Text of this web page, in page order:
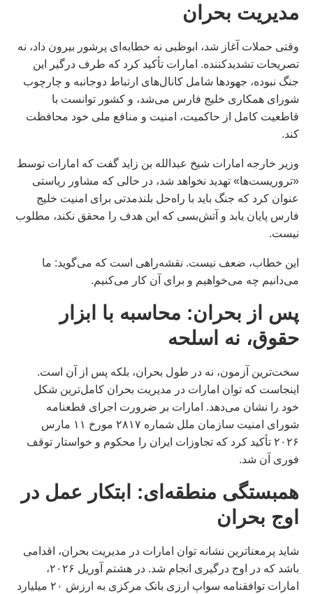
مدیریت بحران
وقتی حملات آغاز شد، ابوظبی نه خطابه‌ای پرشور بیرون داد، نه
تصریحات تشدیدکننده. امارات تأکید کرد که طرف درگیر این
جنگ نبوده، جهودها شامل کانال‌های ارتباط دوجانبه و چارچوب
شورای همکاری خلیج فارس می‌شد، و کشور توانست با
قاطعیت کامل از حاکمیت، امنیت و منافع ملی خود محافظت
کند.
وزیر خارجه امارات شیخ عبدالله بن زاید گفت که امارات توسط
«تروریست‌ها» تهدید نخواهد شد، در حالی که مشاور ریاستی
عنوان کرد که جنگ باید با راه‌حل بلندمدتی برای امنیت خلیج
فارس پایان یابد و آتش‌بسی که این هدف را محقق نکند، مطلوب
نیست.
این خطاب، ضعف نیست. نقشه‌راهی است که می‌گوید: ما
می‌دانیم چه می‌خواهیم و برای آن کار می‌کنیم.
پس از بحران: محاسبه با ابزار
حقوق، نه اسلحه
سخت‌ترین آزمون، نه در طول بحران، بلکه پس از آن است.
اینجاست که توان امارات در مدیریت بحران کامل‌ترین شکل
خود را نشان می‌دهد. امارات بر ضرورت اجرای قطعنامه
شورای امنیت سازمان ملل شماره ۲۸۱۷ مورخ ۱۱ مارس
۲۰۲۶ تأکید کرد که تجاوزات ایران را محکوم و خواستار توقف
فوری آن شد.
همبستگی منطقه‌ای: ابتکار عمل در
اوج بحران
شاید پرمعناترین نشانه توان امارات در مدیریت بحران، اقدامی
باشد که در اوج درگیری انجام شد. در هشتم آوریل ۲۰۲۶،
امارات توافقنامه سواپ ارزی بانک مرکزی به ارزش ۲۰ میلیارد